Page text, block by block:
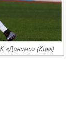
«Динамо» (Киев)